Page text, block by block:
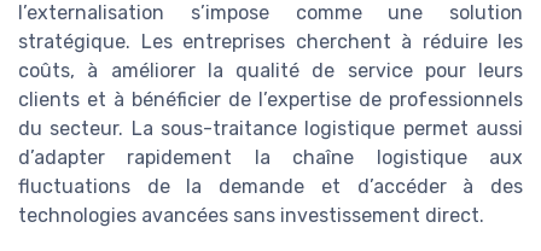
l’externalisation s’impose comme une solution
stratégique. Les entreprises cherchent à réduire les
coûts, à améliorer la qualité de service pour leurs
clients et à bénéficier de l’expertise de professionnels
du secteur. La sous-traitance logistique permet aussi
d’adapter rapidement la chaîne logistique aux
fluctuations de la demande et d’accéder à des
technologies avancées sans investissement direct.